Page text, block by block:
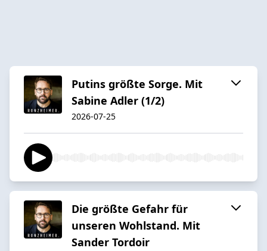
Putins größte Sorge. Mit
Sabine Adler (1/2)
2026-07-25
Die größte Gefahr für
unseren Wohlstand. Mit
Sander Tordoir